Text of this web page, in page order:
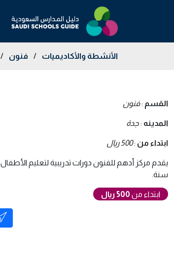
الأنشطة والأكاديميات / فنون /
القسم :فنون
المدينه :جدة
ابتداء من :500 ريال
سنة.
ابتداء من 500 ريال